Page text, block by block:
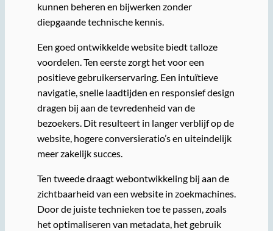
kunnen beheren en bijwerken zonder
diepgaande technische kennis.
Een goed ontwikkelde website biedt talloze
voordelen. Ten eerste zorgt het voor een
positieve gebruikerservaring. Een intuïtieve
navigatie, snelle laadtijden en responsief design
dragen bij aan de tevredenheid van de
bezoekers. Dit resulteert in langer verblijf op de
website, hogere conversieratio’s en uiteindelijk
meer zakelijk succes.
Ten tweede draagt webontwikkeling bij aan de
zichtbaarheid van een website in zoekmachines.
Door de juiste technieken toe te passen, zoals
het optimaliseren van metadata, het gebruik